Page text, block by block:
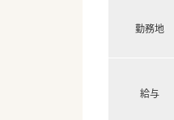
勤務地
給与